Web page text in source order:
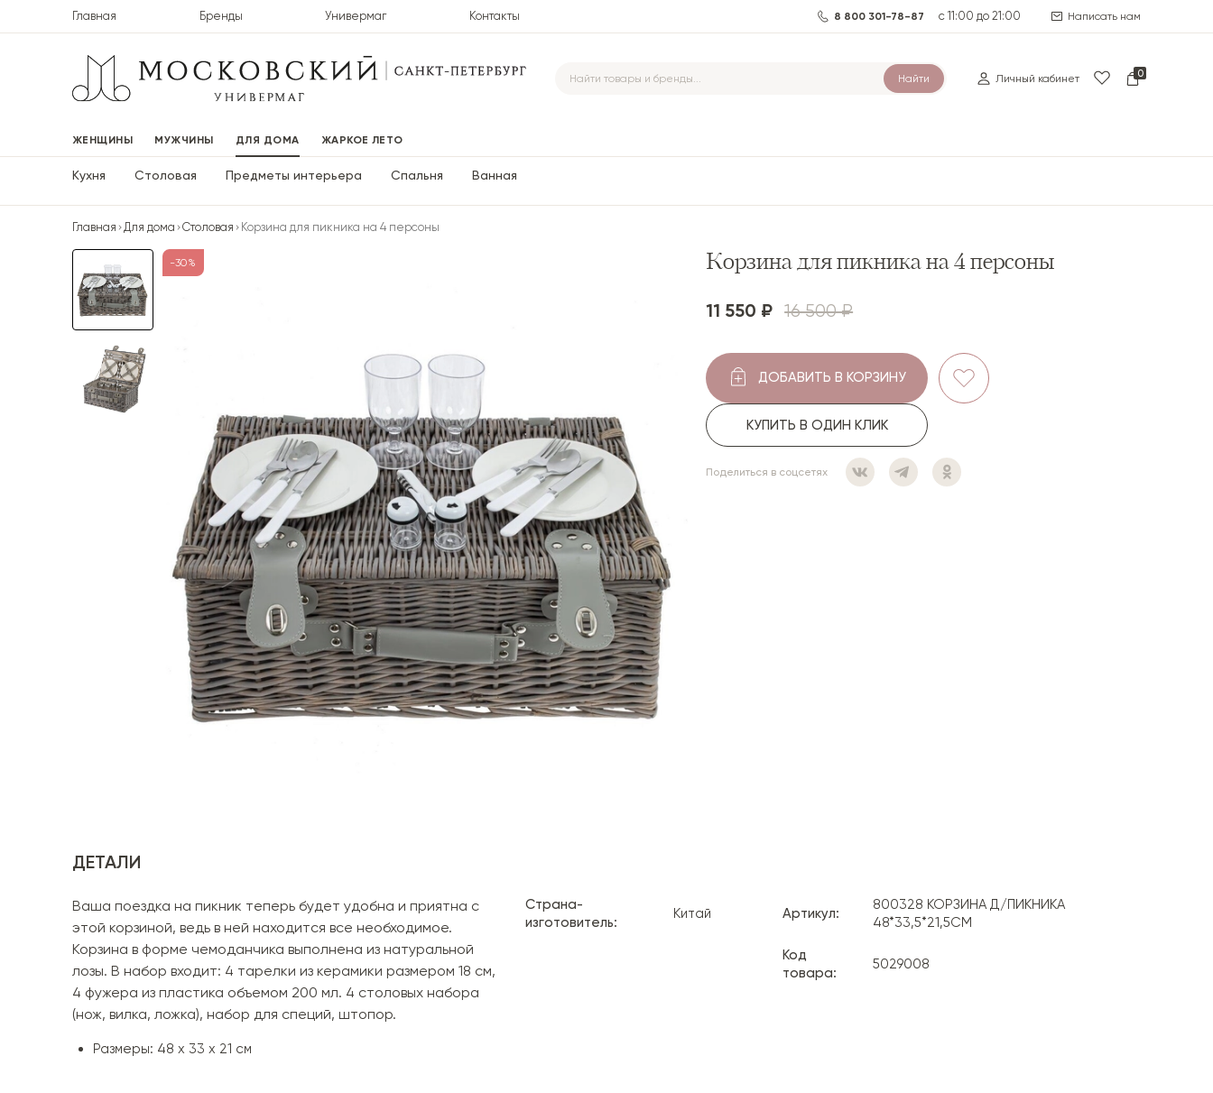
Главная Бренды Универмаг Контакты 8 800 301-78-87 с 11:00 до 21:00 Написать нам
Найти Личный кабинет 0
ЖЕНЩИНЫ МУЖЧИНЫ ДЛЯ ДОМА ЖАРКОЕ ЛЕТО
Кухня Столовая Предметы интерьера Спальня Ванная
Главная Для дома Столовая Корзина для пикника на 4 персоны
-30% -30%
Корзина для пикника на 4 персоны
11 550 ₽ 16 500 ₽
ДОБАВИТЬ В КОРЗИНУ
КУПИТЬ В ОДИН КЛИК
Поделиться в соцсетях
ДЕТАЛИ
Ваша поездка на пикник теперь будет удобна и приятна с
этой корзиной, ведь в ней находится все необходимое.
Корзина в форме чемоданчика выполнена из натуральной
лозы. В набор входит: 4 тарелки из керамики размером 18 см,
4 фужера из пластика объемом 200 мл. 4 столовых набора
(нож, вилка, ложка), набор для специй, штопор.
Размеры: 48 х 33 х 21 см
Страна-
изготовитель:
Китай Артикул:
800328 КОРЗИНА Д/ПИКНИКА
48*33,5*21,5СМ
Код
товара:
5029008